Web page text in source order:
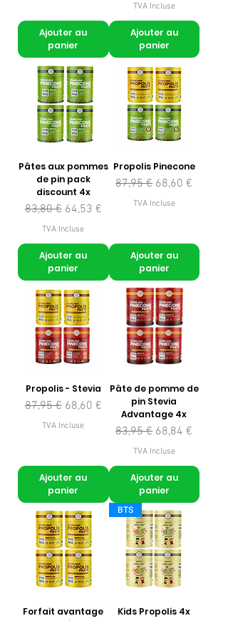
Ajouter au
panier
TVA Incluse
Ajouter au
panier
Pâtes aux pommes
de pin pack
discount 4x
Prix original
83,80 € Prix promotionnel
64,53 €
TVA Incluse
Ajouter au
panier
Propolis Pinecone
Prix original
87,95 € Prix
68,60 €
TVA Incluse
Ajouter au
panier
Propolis - Stevia
Prix original
87,95 € Prix promotionnel
68,60 €
TVA Incluse
Ajouter au
panier
Pâte de pomme de
pin Stevia
Advantage 4x
Prix original
83,95 € Prix
68,84 €
TVA Incluse
Ajouter au
panier
Forfait avantage
BTS
Kids Propolis 4x